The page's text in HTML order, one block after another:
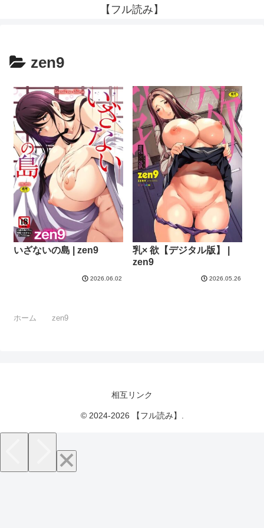
【フル読み】
zen9
いざないの島 | zen9
2026.06.02
乳× 欲【デジタル版】 |
zen9
2026.05.26
ホーム zen9
相互リンク
© 2024-2026 【フル読み】.